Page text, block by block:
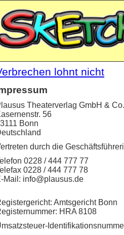
lohnt nicht
Theaterverlag GmbH &
56
Bonn
durch die
0228 / 444 777 77
0228 / 444 777 78
Mail: info@plausus.de
Amtsgericht Bonn
HRA 8108